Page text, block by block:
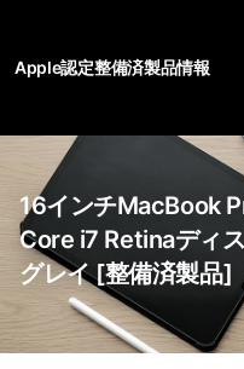
Apple認定整備済製品情報
16インチMacBook
Core i7 Retinaディ
グレイ [整備済製品]